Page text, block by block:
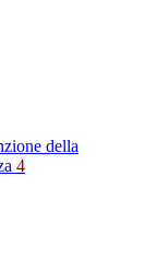
della
4